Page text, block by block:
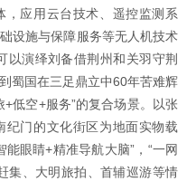
，应用云台技术、遥控监测系
设施与保障服务等无人机技术
以演绎刘备借荆州和关羽守荆
蜀国在三足鼎立中60年苦难辉
低空+服务”的复合场景。以张
纪门的文化街区为地面实物载
眼睛+精准导航大脑”，“一网
集、大明旅拍、首辅巡游等情